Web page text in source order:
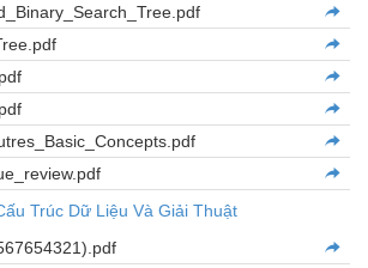
Trúc Dữ Liệu Và Giải Thuật